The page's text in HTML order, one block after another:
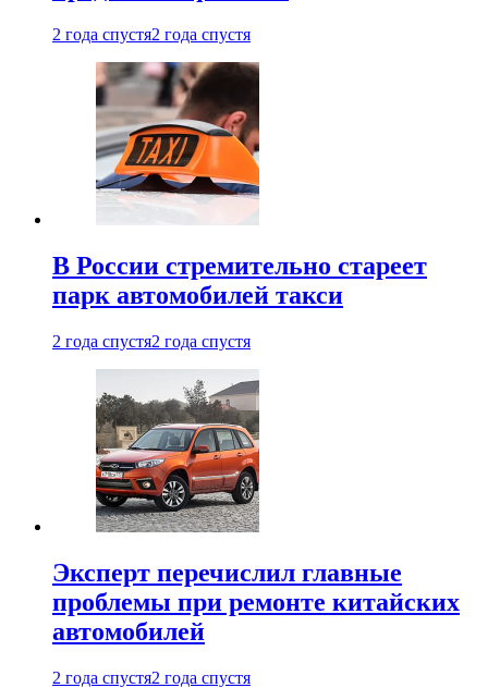
2 года спустя2 года спустя
В России стремительно стареет
парк автомобилей такси
2 года спустя2 года спустя
Эксперт перечислил главные
проблемы при ремонте китайских
автомобилей
2 года спустя2 года спустя